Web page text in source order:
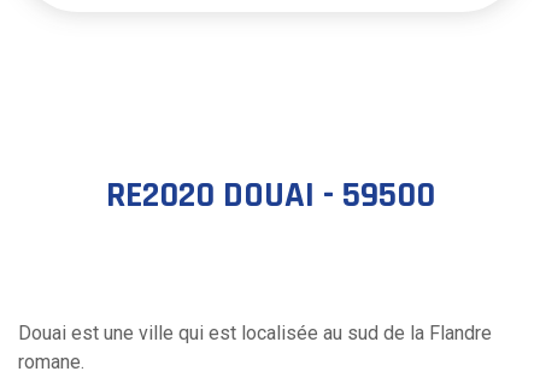
RE2020 DOUAI - 59500
Douai est une ville qui est localisée au sud de la Flandre
romane.